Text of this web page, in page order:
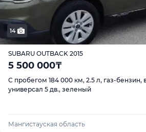
14
SUBARU OUTBACK 2015
5 500 000₸
С пробегом 184 000 км, 2.5 л, газ-бензин,
универсал 5 дв., зеленый
Мангистауская область